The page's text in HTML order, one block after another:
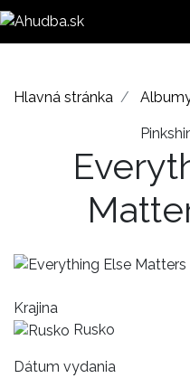
Hlavná stránka
Krajina
Rusko
Dátum vydania